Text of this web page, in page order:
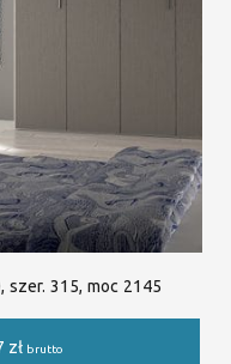
szer. 315, moc 2145
zł brutto